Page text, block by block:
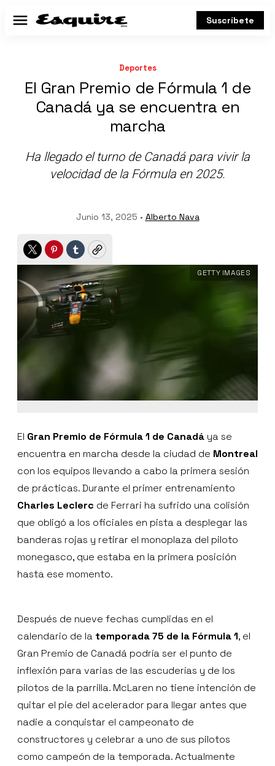
Menú Suscríbete
Deportes
El Gran Premio de Fórmula 1 de
Canadá ya se encuentra en
marcha
Ha llegado el turno de Canadá para vivir la
velocidad de la Fórmula en 2025.
Junio 13, 2025 • Alberto Nava
TwitterPinterest
TumblrCopy
GETTY IMAGES
El Gran Premio de Fórmula 1 de Canadá ya se
encuentra en marcha desde la ciudad de Montreal
con los equipos llevando a cabo la primera sesión
de prácticas. Durante el primer entrenamiento
Charles Leclerc de Ferrari ha sufrido una colisión
que obligó a los oficiales en pista a desplegar las
banderas rojas y retirar el monoplaza del piloto
monegasco, que estaba en la primera posición
hasta ese momento.
Después de nueve fechas cumplidas en el
calendario de la temporada 75 de la Fórmula 1, el
Gran Premio de Canadá podría ser el punto de
inflexión para varias de las escuderías y de los
pilotos de la parrilla. McLaren no tiene intención de
quitar el pie del acelerador para llegar antes que
nadie a conquistar el campeonato de
constructores y celebrar a uno de sus pilotos
como campeón de la temporada. Actualmente